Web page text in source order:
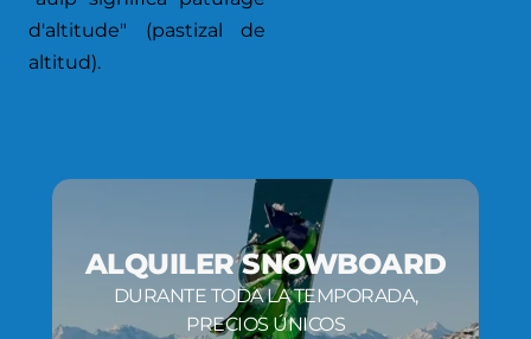
d'altitude" (pastizal de
altitud).
ALQUILER SNOWBOARD
DURANTE TODA LA TEMPORADA,
PRECIOS ÚNICOS